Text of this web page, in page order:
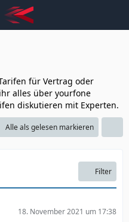
für Vertrag oder
alles über yourfone
diskutieren mit Experten.
Alle als gelesen markieren
Filter
18. November 2021 um 17:38